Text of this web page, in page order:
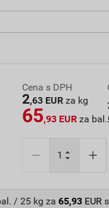
Cena s DPH
2,63 EUR za kg
65,93 EUR za bal.
/ 25 kg za 65,93 EUR